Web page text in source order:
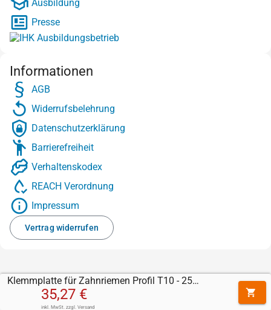
Klemmplatte für Zahnriemen Profil T10 - 25 mm
35,27 €
inkl. MwSt. zzgl. Versand
Ausbildung
Presse
Informationen
AGB
Widerrufsbelehrung
Datenschutzerklärung
Barrierefreiheit
Verhaltenskodex
REACH Verordnung
Impressum
Vertrag widerrufen